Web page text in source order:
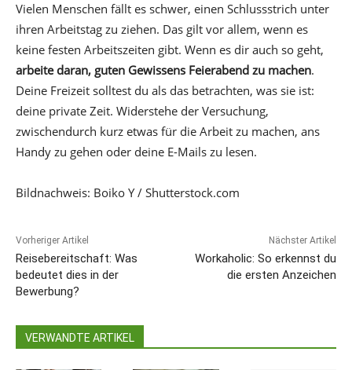
Vielen Menschen fällt es schwer, einen Schlussstrich unter
ihren Arbeitstag zu ziehen. Das gilt vor allem, wenn es
keine festen Arbeitszeiten gibt. Wenn es dir auch so geht,
arbeite daran, guten Gewissens Feierabend zu machen.
Deine Freizeit solltest du als das betrachten, was sie ist:
deine private Zeit. Widerstehe der Versuchung,
zwischendurch kurz etwas für die Arbeit zu machen, ans
Handy zu gehen oder deine E-Mails zu lesen.
Bildnachweis: Boiko Y / Shutterstock.com
Vorheriger Artikel
Reisebereitschaft: Was
bedeutet dies in der
Bewerbung?
Nächster Artikel
Workaholic: So erkennst du
die ersten Anzeichen
VERWANDTE ARTIKEL